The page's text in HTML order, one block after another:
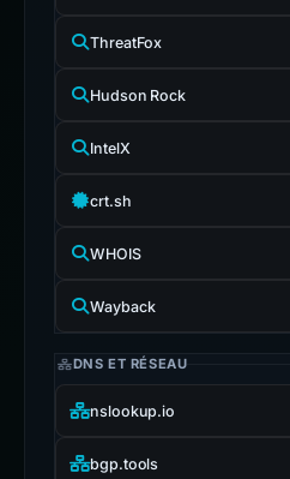
ThreatFox
Hudson Rock
IntelX
crt.sh
WHOIS
Wayback
DNS ET RÉSEAU
nslookup.io
bgp.tools